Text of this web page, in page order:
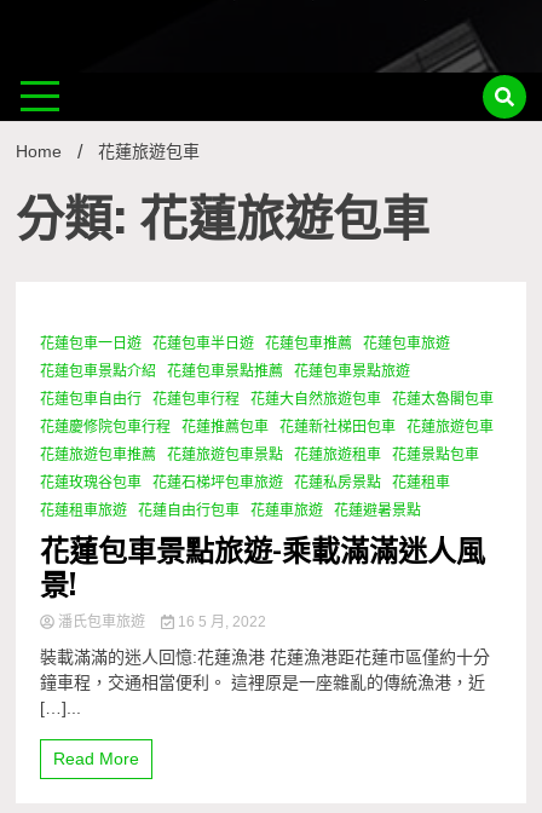
Home 花蓮旅遊包車
分類: 花蓮旅遊包車
1 Minute
花蓮包車一日遊 花蓮包車半日遊 花蓮包車推薦
花蓮包車旅遊
花蓮包車景點介紹
花蓮包車景點推薦
花蓮包車景點旅遊
花蓮包車自由行
花蓮包車行程 花蓮大自然旅遊包車
花蓮太魯閣包車
花蓮慶修院包車行程
花蓮推薦包車 花蓮新社梯田包車
花蓮旅遊包車
花蓮旅遊包車推薦
花蓮旅遊包車景點 花蓮旅遊租車
花蓮景點包車
花蓮玫瑰谷包車
花蓮石梯坪包車旅遊 花蓮私房景點
花蓮租車
花蓮租車旅遊
花蓮自由行包車 花蓮車旅遊 花蓮避暑景點
花蓮包車景點旅遊-乘載滿滿迷人風
景!
潘氏包車旅遊 16 5 月, 2022
裝載滿滿的迷人回憶:花蓮漁港 花蓮漁港距花蓮市區僅約十分
鐘車程，交通相當便利。 這裡原是一座雜亂的傳統漁港，近
[…]...
Read More